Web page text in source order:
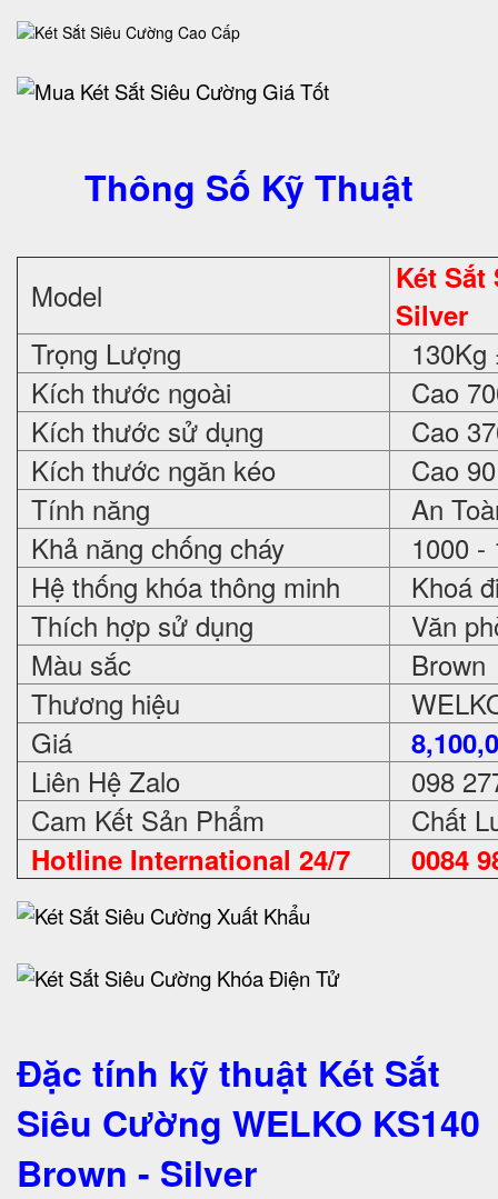
Thông Số Kỹ Thuật
Model
Két Sắt
Silver
Trọng Lượng
130Kg
Kích thước ngoài
Cao
Kích thước sử dụng
Cao
Kích thước ngăn kéo
Cao
Tính năng
An
Khả năng chống cháy
1000 -
Hệ thống khóa thông minh
Khoá
Thích hợp sử dụng
Văn
Màu sắc
Brown
Thương hiệu
Giá
Liên Hệ Zalo
098
Cam Kết Sản Phẩm
Chất
Hotline International 24/7 0084
Đặc tính kỹ thuật Két Sắt
Siêu Cường WELKO KS140
Brown - Silver